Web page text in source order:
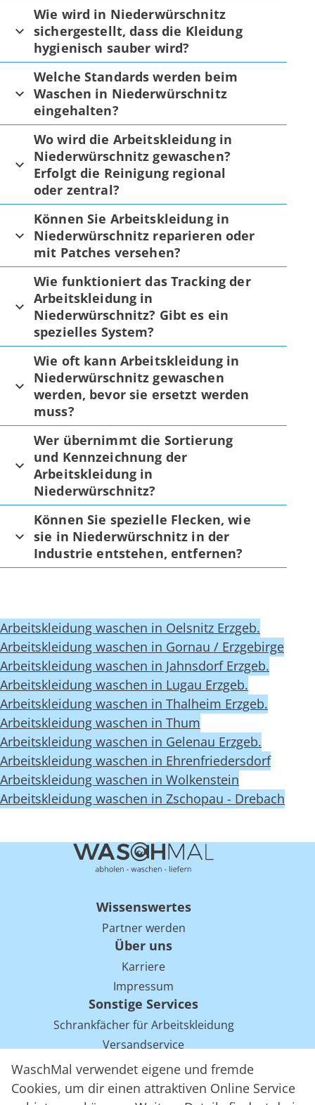
WaschMal verwendet eigene und fremde
Cookies, um dir einen attraktiven Online Service
Wie wird in Niederwürschnitz
sichergestellt, dass die Kleidung
hygienisch sauber wird?
Welche Standards werden beim
Waschen in Niederwürschnitz
eingehalten?
Wo wird die Arbeitskleidung in
Niederwürschnitz gewaschen?
Erfolgt die Reinigung regional
oder zentral?
Können Sie Arbeitskleidung in
Niederwürschnitz reparieren oder
mit Patches versehen?
Wie funktioniert das Tracking der
Arbeitskleidung in
Niederwürschnitz? Gibt es ein
spezielles System?
Wie oft kann Arbeitskleidung in
Niederwürschnitz gewaschen
werden, bevor sie ersetzt werden
muss?
Wer übernimmt die Sortierung
und Kennzeichnung der
Arbeitskleidung in
Niederwürschnitz?
Können Sie spezielle Flecken, wie
sie in Niederwürschnitz in der
Industrie entstehen, entfernen?
Arbeitskleidung waschen in Oelsnitz Erzgeb.
Arbeitskleidung waschen in Gornau / Erzgebirge
Arbeitskleidung waschen in Jahnsdorf Erzgeb.
Arbeitskleidung waschen in Lugau Erzgeb.
Arbeitskleidung waschen in Thalheim Erzgeb.
Arbeitskleidung waschen in Thum
Arbeitskleidung waschen in Gelenau Erzgeb.
Arbeitskleidung waschen in Ehrenfriedersdorf
Arbeitskleidung waschen in Wolkenstein
Arbeitskleidung waschen in Zschopau - Drebach
Wissenswertes
Partner werden
Über uns
Karriere
Impressum
Sonstige Services
Schrankfächer für Arbeitskleidung
Versandservice
Einsparpotentiale für Mietwäsche bei Arbeitskleidung
Arbeitskleidung Tracking mit RFID